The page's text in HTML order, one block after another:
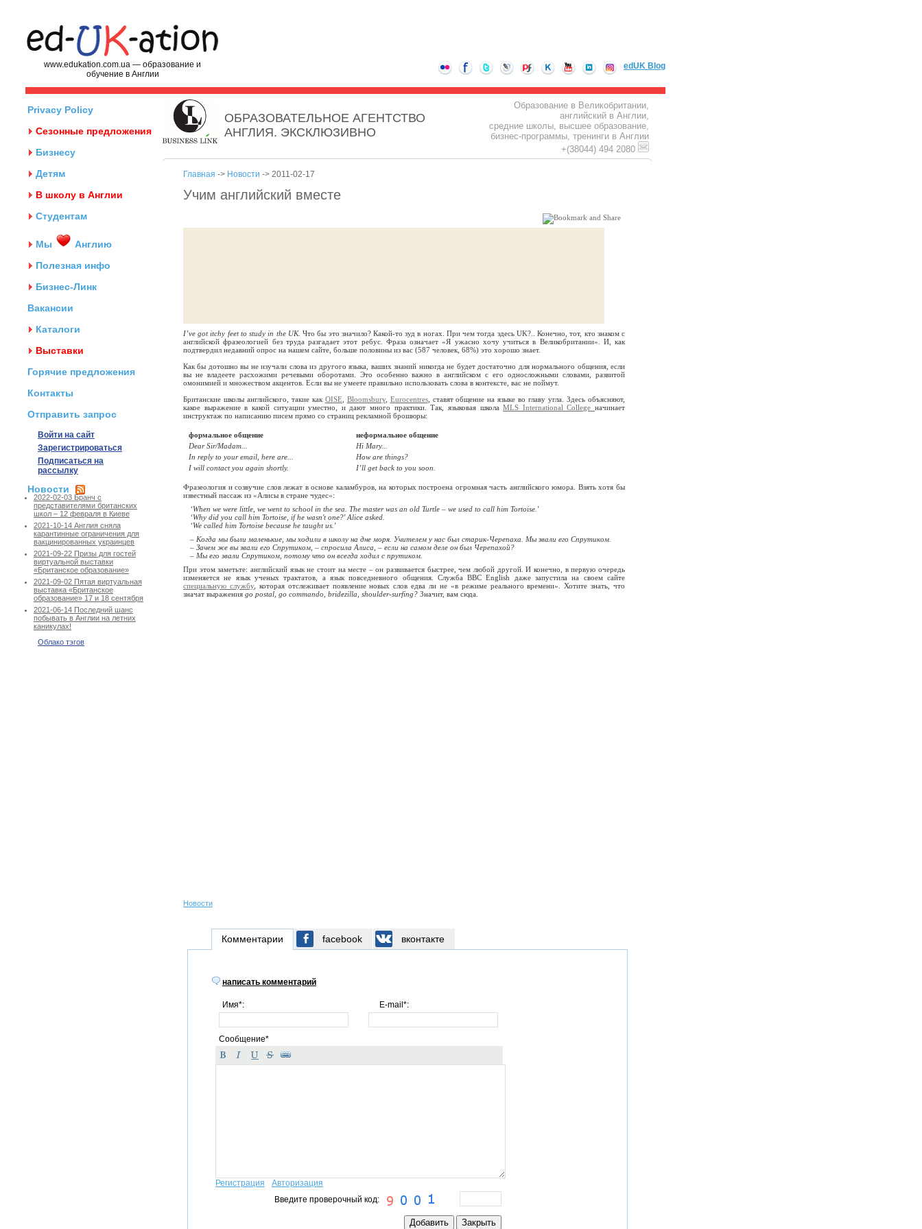
www.edukation.com.ua — образование и
обучение в Англии
edUK Blog
Privacy Policy
Сезонные предложения
Бизнесу
Детям
В школу в Англии
Студентам
Мы
Англию
Полезная инфо
Бизнес-Линк
Вакансии
Каталоги
Выставки
Горячие предложения
Контакты
Отправить запрос
Войти на сайт
Зарегистрироваться
Подписаться на
рассылку
Новости
2022-02-03 Бранч с
представителями британских
школ – 12 февраля в Киеве
2021-10-14 Англия сняла
карантинные ограничения для
вакцинированных украинцев
2021-09-22 Призы для гостей
виртуальной выставки
«Британское образование»
2021-09-02 Пятая виртуальная
выставка «Британское
образование» 17 и 18 сентября
2021-06-14 Последний шанс
побывать в Англии на летних
каникулах!
Облако тэгов
ОБРАЗОВАТЕЛЬНОЕ АГЕНТСТВО
АНГЛИЯ. ЭКСКЛЮЗИВНО
Образование в Великобритании,
английский в Англии,
средние школы, высшее образование,
бизнес-программы, тренинги в Англии
+(38044) 494 2080
Главная -> Новости -> 2011-02-17
Учим английский вместе
I’ve got itchy feet to study in the UK. Что бы это значило? Какой-то зуд в ногах. При чем тогда здесь UK?.. Конечно, тот, кто знаком с
английской фразеологией без труда разгадает этот ребус. Фраза означает «Я ужасно хочу учиться в Великобритании». И, как
подтвердил недавний опрос на нашем сайте, больше половины из вас (587 человек, 68%) это хорошо знает.
Как бы дотошно вы не изучали слова из другого языка, ваших знаний никогда не будет достаточно для нормального общения, если
вы не владеете расхожими речевыми оборотами. Это особенно важно в английском с его односложными словами, развитой
омонимией и множеством акцентов. Если вы не умеете правильно использовать слова в контексте, вас не поймут.
Британские школы английского, такие как OISE Bloomsbury, Eurocentres, ставят общение на языке во главу угла. Здесь объясняют,
какое выражение в какой ситуации уместно, и дают много практики. Так, языковая школаMLS International College начинает
инструктаж по написанию писем прямо со страниц рекламной брошюры:
формальное общение
неформальное общение
Dear Sir/Madam...
Hi Mary...
In reply to your email, here are...
How are things?
I will contact you again shortly.
I’ll get back to you soon.
Фразеология и созвучие слов лежат в основе каламбуров, на которых построена огромная часть английского юмора. Взять хотя бы
известный пассаж из «Алисы в стране чудес»:
‘When we were little, we went to school in the sea. The master was an old Turtle – we used to call him Tortoise.'
‘Why did you call him Tortoise, if he wasn't one?' Alice asked.
‘We called him Tortoise because he taught us.'
– Когда мы были маленькие, мы ходили в школу на дне моря. Учителем у нас был старик-Черепаха. Мы звали его Спрутиком.
– Зачем же вы звали его Спрутиком, – спросила Алиса, – если на самом деле он был Черепахой?
– Мы его звали Спрутиком, потому что он всегда ходил с прутиком.
При этом заметьте: английский язык не стоит на месте – он развивается быстрее, чем любой другой. И конечно, в первую очередь
изменяется не язык ученых трактатов, а язык повседневного общения. Служба BBC English даже запустила на своем сайте
специальную службу, которая отслеживает появление новых слов едва ли не «в режиме реального времени». Хотите знать, что
значат выражения go postal, go commando, bridezilla, shoulder-surfing? Значит, вам сюда.
Новости
Комментарии
написать комментарий
Имя*: E-mail*:
Сообщение*
Регистрация
Авторизация
Введите проверочный код:
facebook вконтакте